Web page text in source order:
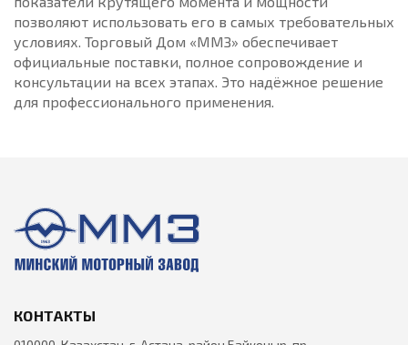
позволяют использовать его в самых требовательных
условиях. Торговый Дом «ММЗ» обеспечивает
официальные поставки, полное сопровождение и
консультации на всех этапах. Это надёжное решение
для профессионального применения.
КОНТАКТЫ